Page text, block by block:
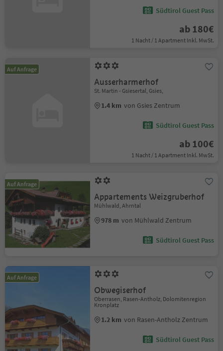
Südtirol Guest Pass
ab 180€
1 Nacht / 1 Apartment Inkl. MwSt.
Auf Anfrage
Ausserharmerhof
St. Martin - Gsiesertal, Gsies,
1.4 km von Gsies Zentrum
Südtirol Guest Pass
ab 100€
1 Nacht / 1 Apartment Inkl. MwSt.
Auf Anfrage
Appartements Weizgruberhof
Mühlwald, Ahrntal
978 m von Mühlwald Zentrum
Südtirol Guest Pass
Auf Anfrage
Obwegiserhof
Oberrasen, Rasen-Antholz, Dolomitenregion
Kronplatz
1.2 km von Rasen-Antholz Zentrum
Südtirol Guest Pass